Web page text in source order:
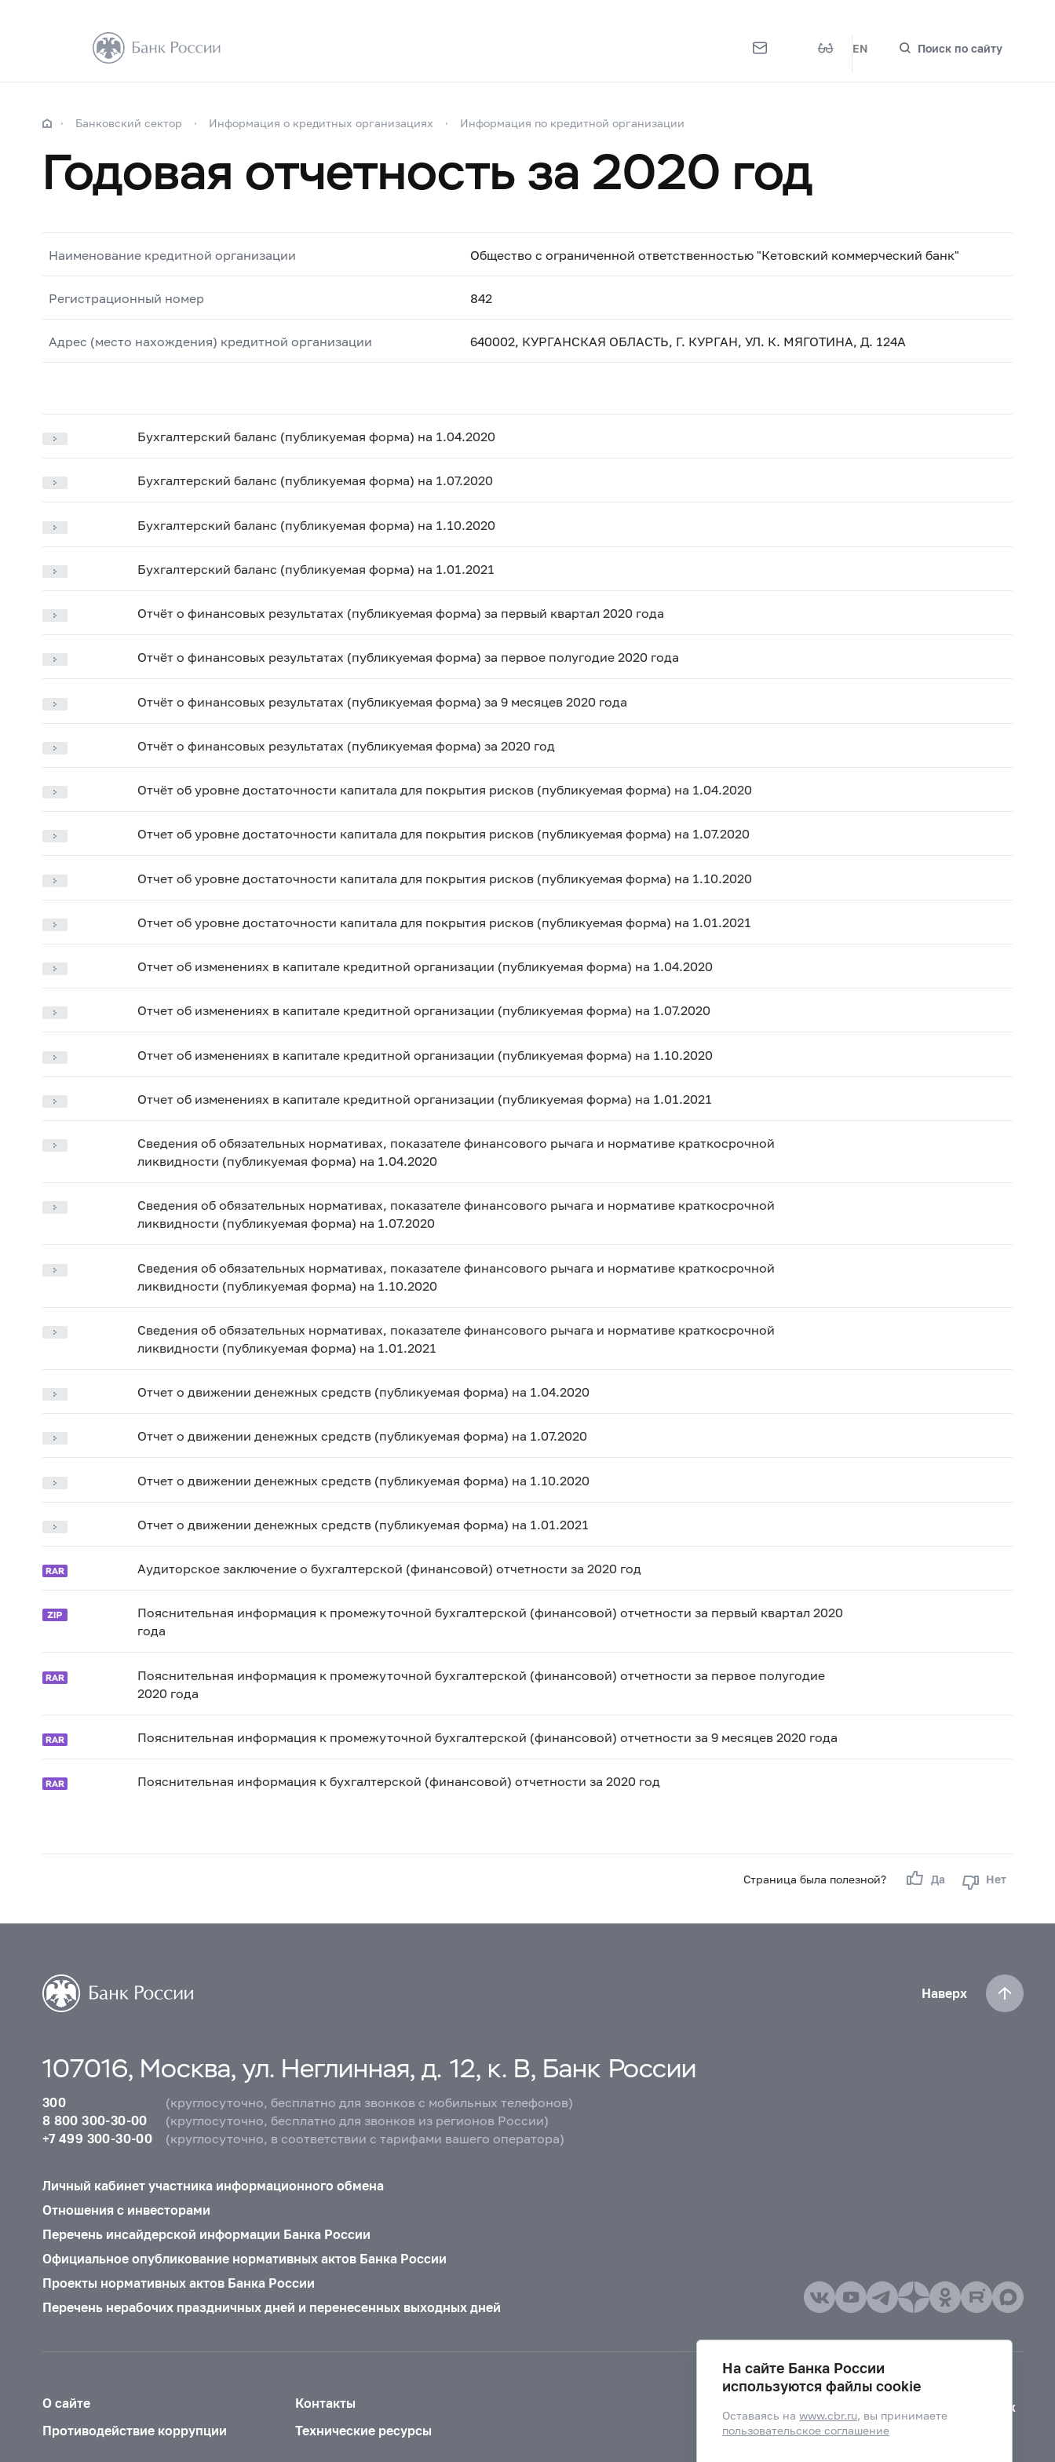
EN Поиск по сайту
Банковский сектор Информация о кредитных организациях Информация по кредитной организации
Годовая отчетность за 2020 год
Наименование кредитной организации Общество с ограниченной ответственностью "Кетовский коммерческий банк"
Регистрационный номер 842
Адрес (место нахождения) кредитной организации 640002, КУРГАНСКАЯ ОБЛАСТЬ, Г. КУРГАН, УЛ. К. МЯГОТИНА, Д. 124А
Бухгалтерский баланс (публикуемая форма) на 1.04.2020
Бухгалтерский баланс (публикуемая форма) на 1.07.2020
Бухгалтерский баланс (публикуемая форма) на 1.10.2020
Бухгалтерский баланс (публикуемая форма) на 1.01.2021
Отчёт о финансовых результатах (публикуемая форма) за первый квартал 2020 года
Отчёт о финансовых результатах (публикуемая форма) за первое полугодие 2020 года
Отчёт о финансовых результатах (публикуемая форма) за 9 месяцев 2020 года
Отчёт о финансовых результатах (публикуемая форма) за 2020 год
Отчёт об уровне достаточности капитала для покрытия рисков (публикуемая форма) на 1.04.2020
Отчет об уровне достаточности капитала для покрытия рисков (публикуемая форма) на 1.07.2020
Отчет об уровне достаточности капитала для покрытия рисков (публикуемая форма) на 1.10.2020
Отчет об уровне достаточности капитала для покрытия рисков (публикуемая форма) на 1.01.2021
Отчет об изменениях в капитале кредитной организации (публикуемая форма) на 1.04.2020
Отчет об изменениях в капитале кредитной организации (публикуемая форма) на 1.07.2020
Отчет об изменениях в капитале кредитной организации (публикуемая форма) на 1.10.2020
Отчет об изменениях в капитале кредитной организации (публикуемая форма) на 1.01.2021
Сведения об обязательных нормативах, показателе финансового рычага и нормативе краткосрочной
ликвидности (публикуемая форма) на 1.04.2020
Сведения об обязательных нормативах, показателе финансового рычага и нормативе краткосрочной
ликвидности (публикуемая форма) на 1.07.2020
Сведения об обязательных нормативах, показателе финансового рычага и нормативе краткосрочной
ликвидности (публикуемая форма) на 1.10.2020
Сведения об обязательных нормативах, показателе финансового рычага и нормативе краткосрочной
ликвидности (публикуемая форма) на 1.01.2021
Отчет о движении денежных средств (публикуемая форма) на 1.04.2020
Отчет о движении денежных средств (публикуемая форма) на 1.07.2020
Отчет о движении денежных средств (публикуемая форма) на 1.10.2020
Отчет о движении денежных средств (публикуемая форма) на 1.01.2021
Аудиторское заключение о бухгалтерской (финансовой) отчетности за 2020 год
Пояснительная информация к промежуточной бухгалтерской (финансовой) отчетности за первый квартал 2020
года
Пояснительная информация к промежуточной бухгалтерской (финансовой) отчетности за первое полугодие
2020 года
Пояснительная информация к промежуточной бухгалтерской (финансовой) отчетности за 9 месяцев 2020 года
Пояснительная информация к бухгалтерской (финансовой) отчетности за 2020 год
Страница была полезной? Да Нет
Наверх
107016, Москва, ул. Неглинная, д. 12, к. В, Банк России
300
(круглосуточно, бесплатно для звонков с мобильных телефонов)
8 800 300-30-00
(круглосуточно, бесплатно для звонков из регионов России)
+7 499 300-30-00
(круглосуточно, в соответствии с тарифами вашего оператора)
Личный кабинет участника информационного обмена
Отношения с инвесторами
Перечень инсайдерской информации Банка России
Официальное опубликование нормативных актов Банка России
Проекты нормативных актов Банка России
Перечень нерабочих праздничных дней и перенесенных выходных дней
О сайте
Контакты
Противодействие коррупции
Технические ресурсы
Версия для слабовидящих
На сайте Банка России
используются файлы cookie
Оставаясь наwww.cbr.ru, вы принимаете
пользовательское соглашение